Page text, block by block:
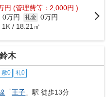
円 (管理費等：2,000円 )
0万円 礼金 0万円
1K / 18.21㎡
木
敷0 礼0
「王子 」駅 徒歩13分